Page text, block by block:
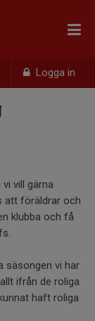
Logga in
vill gärna
att föräldrar och
klubba och få
säsongen vi har
ifrån de roliga
haft roliga